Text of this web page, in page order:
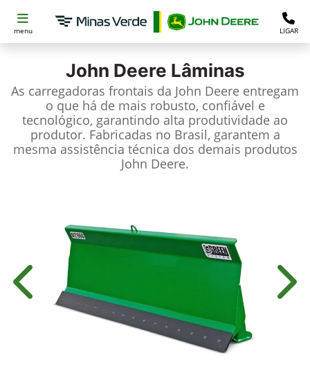
menu LIGAR
John Deere Lâminas
As carregadoras frontais da John Deere entregam
o que há de mais robusto, confiável e
tecnológico, garantindo alta produtividade ao
produtor. Fabricadas no Brasil, garantem a
mesma assistência técnica dos demais produtos
John Deere.
Anterior